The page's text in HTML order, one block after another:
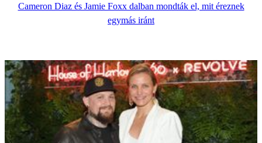
Cameron Diaz és Jamie Foxx dalban mondták el, mit éreznek
egymás iránt